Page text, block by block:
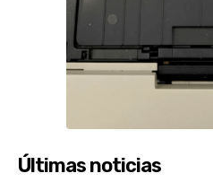
Últimas noticias